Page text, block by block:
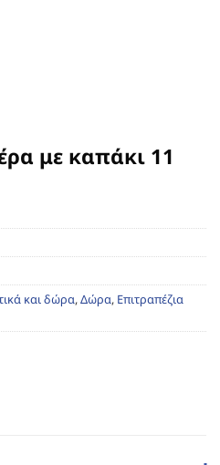
με καπάκι 11
και δώρα,Δώρα, Επιτραπέζια